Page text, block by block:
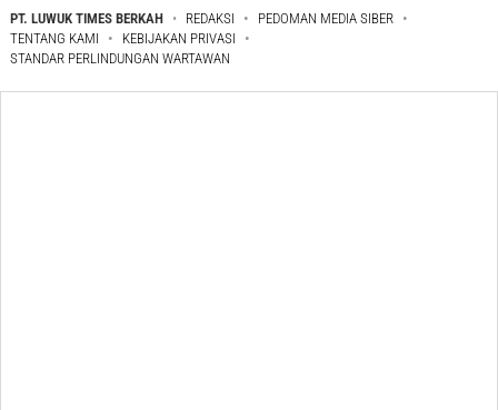
PT. LUWUK TIMES BERKAH REDAKSI
PEDOMAN MEDIA SIBER
TENTANG KAMI
KEBIJAKAN PRIVASI
STANDAR PERLINDUNGAN WARTAWAN